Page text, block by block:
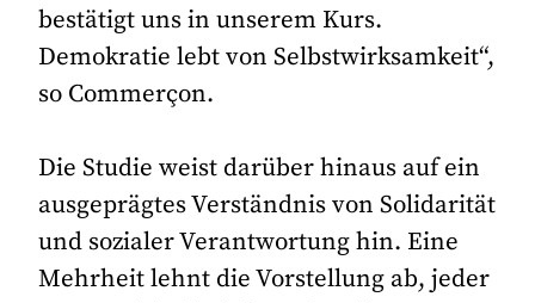
bestätigt uns in unserem Kurs.
Demokratie lebt von Selbstwirksamkeit“,
so Commerçon.
Die Studie weist darüber hinaus auf ein
ausgeprägtes Verständnis von Solidarität
und sozialer Verantwortung hin. Eine
Mehrheit lehnt die Vorstellung ab, jeder